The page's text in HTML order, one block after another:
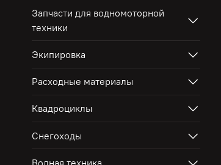
Запчасти для водномоторной
техники
Экипировка
Расходные материалы
Квадроциклы
Снегоходы
Водная техника